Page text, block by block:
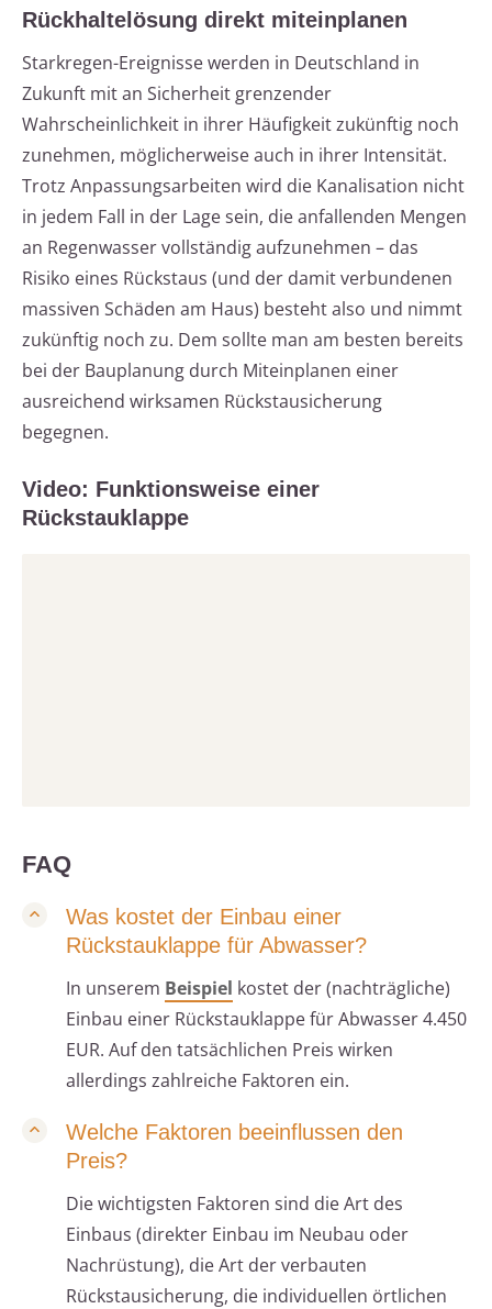
Rückhaltelösung direkt miteinplanen
Starkregen-Ereignisse werden in Deutschland in
Zukunft mit an Sicherheit grenzender
Wahrscheinlichkeit in ihrer Häufigkeit zukünftig noch
zunehmen, möglicherweise auch in ihrer Intensität.
Trotz Anpassungsarbeiten wird die Kanalisation nicht
in jedem Fall in der Lage sein, die anfallenden Mengen
an Regenwasser vollständig aufzunehmen – das
Risiko eines Rückstaus (und der damit verbundenen
massiven Schäden am Haus) besteht also und nimmt
zukünftig noch zu. Dem sollte man am besten bereits
bei der Bauplanung durch Miteinplanen einer
ausreichend wirksamen Rückstausicherung
begegnen.
Video: Funktionsweise einer
Rückstauklappe
FAQ
Was kostet der Einbau einer
Rückstauklappe für Abwasser?
In unserem Beispiel kostet der (nachträgliche)
Einbau einer Rückstauklappe für Abwasser 4.450
EUR. Auf den tatsächlichen Preis wirken
allerdings zahlreiche Faktoren ein.
Welche Faktoren beeinflussen den
Preis?
Die wichtigsten Faktoren sind die Art des
Einbaus (direkter Einbau im Neubau oder
Nachrüstung), die Art der verbauten
Rückstausicherung, die individuellen örtlichen